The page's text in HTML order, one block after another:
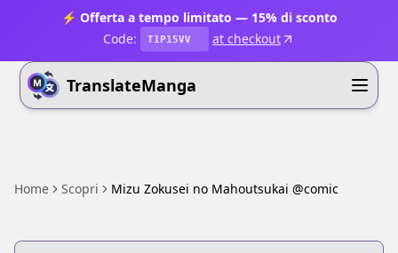
⚡ Offerta a tempo limitato — 15% di sconto
Code:
T1P15VV at checkout
TranslateManga
Home Scopri Mizu Zokusei no Mahoutsukai @comic